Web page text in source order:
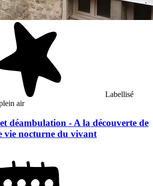
Labellisé
air
déambulation - A la découverte de
vie nocturne du vivant